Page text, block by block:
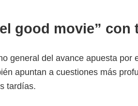
good movie”
general del avance apuesta
apuntan a cuestiones más
tardías.